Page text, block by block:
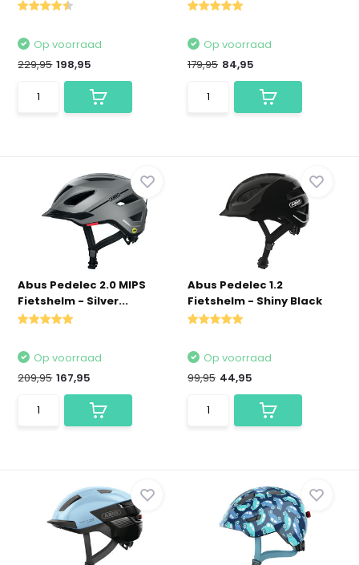
Op voorraad
229,95 198,95
Op voorraad
179,95 84,95
Abus Pedelec 2.0 MIPS
Fietshelm - Silver...
Op voorraad
209,95 167,95
Abus Pedelec 1.2
Fietshelm - Shiny Black
Op voorraad
99,95 44,95